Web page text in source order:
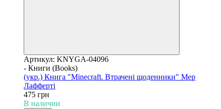
Артикул: KNYGA-04096
- Книги (Books)
(укр.) Книга "Minecraft. Втрачені щоденники" Мер
Лафферті
475 грн
В наличии